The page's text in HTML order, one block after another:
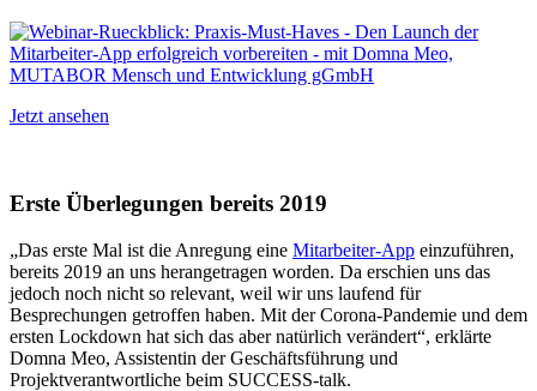
Jetzt ansehen
Erste Überlegungen bereits 2019
„Das erste Mal ist die Anregung eine Mitarbeiter-App einzuführen,
bereits 2019 an uns herangetragen worden. Da erschien uns das
jedoch noch nicht so relevant, weil wir uns laufend für
Besprechungen getroffen haben. Mit der Corona-Pandemie und dem
ersten Lockdown hat sich das aber natürlich verändert“, erklärte
Domna Meo, Assistentin der Geschäftsführung und
Projektverantwortliche beim SUCCESS-talk.